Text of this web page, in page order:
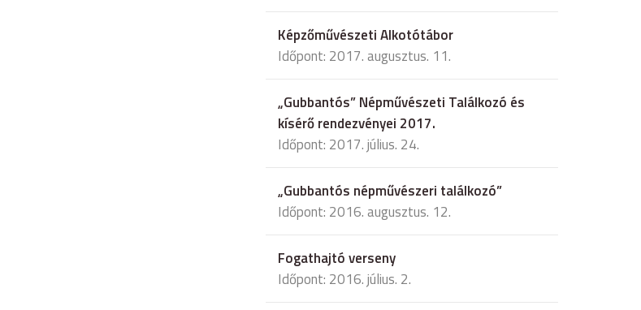
Képzőművészeti Alkotótábor
Időpont: 2017. augusztus. 11.
„Gubbantós” Népművészeti Találkozó és
kísérő rendezvényei 2017.
Időpont: 2017. július. 24.
„Gubbantós népművészeri találkozó”
Időpont: 2016. augusztus. 12.
Fogathajtó verseny
Időpont: 2016. július. 2.